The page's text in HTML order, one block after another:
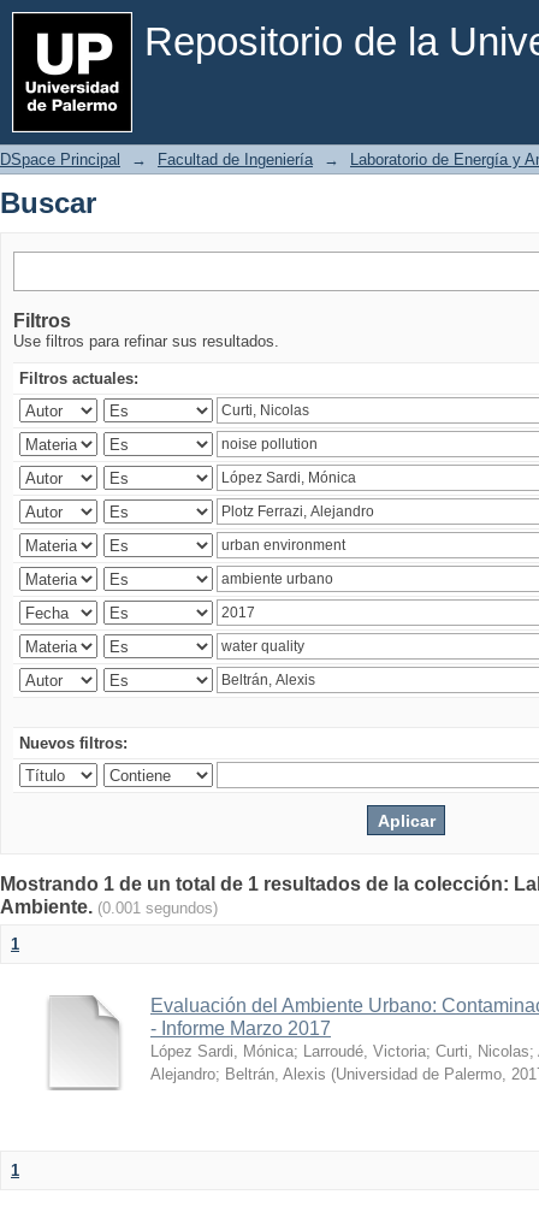
Repositorio de la
Buscar
DSpace Principal → Facultad de Ingeniería → Laboratorio de Energía y
Buscar
Filtros
Use filtros para refinar sus resultados.
Filtros actuales:
Nuevos filtros:
Mostrando 1 de un total de 1 resultados de la colección:
Ambiente. (0.001 segundos)
1
Evaluación del Ambiente Urbano:
- Informe Marzo 2017
López Sardi, Mónica; Larroudé, Victoria; Curti, Nicolas;
Alejandro; Beltrán, Alexis (Universidad de Palermo,
1